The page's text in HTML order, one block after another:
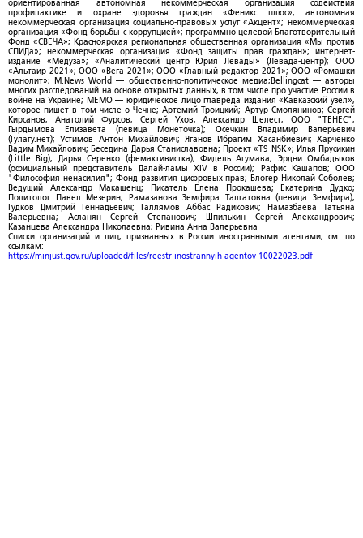
ориентированная автономная некоммерческая организация содействия
профилактике и охране здоровья граждан «Феникс плюс»; автономная
некоммерческая организация социально-правовых услуг «Акцент»; некоммерческая
организация «Фонд борьбы с коррупцией»; программно-целевой Благотворительный
Фонд «СВЕЧА»; Красноярская региональная общественная организация «Мы против
СПИДа»; некоммерческая организация «Фонд защиты прав граждан»; интернет-
издание «Медуза»; «Аналитический центр Юрия Левады» (Левада-центр); ООО
«Альтаир 2021»; ООО «Вега 2021»; ООО «Главный редактор 2021»; ООО «Ромашки
монолит»; M.News World — общественно-политическое медиа;Bellingcat — авторы
многих расследований на основе открытых данных, в том числе про участие России в
войне на Украине; МЕМО — юридическое лицо главреда издания «Кавказский узел»,
которое пишет в том числе о Чечне; Артемий Троицкий; Артур Смолянинов; Сергей
Кирсанов; Анатолий Фурсов; Сергей Ухов; Александр Шелест; ООО "ТЕНЕС";
Гырдымова Елизавета (певица Монеточка); Осечкин Владимир Валерьевич
(Гулагу.нет); Устимов Антон Михайлович; Яганов Ибрагим Хасанбиевич; Харченко
Вадим Михайлович; Беседина Дарья Станиславовна; Проект «T9 NSK»; Илья Прусикин
(Little Big); Дарья Серенко (фемактивистка); Фидель Агумава; Эрдни Омбадыков
(официальный представитель Далай-ламы XIV в России); Рафис Кашапов; ООО
"Философия ненасилия"; Фонд развития цифровых прав; Блогер Николай Соболев;
Ведущий Александр Макашенц; Писатель Елена Прокашева; Екатерина Дудко;
Политолог Павел Мезерин; Рамазанова Земфира Талгатовна (певица Земфира);
Гудков Дмитрий Геннадьевич; Галлямов Аббас Радикович; Намазбаева Татьяна
Валерьевна; Асланян Сергей Степанович; Шпилькин Сергей Александрович;
Казанцева Александра Николаевна; Ривина Анна Валерьевна
Списки организаций и лиц, признанных в России иностранными агентами, см. по
ссылкам:
https://minjust.gov.ru/uploaded/files/reestr-inostrannyih-agentov-10022023.pdf